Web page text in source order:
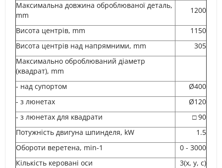
Максимальна довжина оброблюваної деталь,
mm
1200
Висота центрів, mm
1150
Висота центрів над напрямними, mm
305
Максимально оброблюваний діаметр
(квадрат), mm
- над супортом
Ø400
- з люнетах
Ø120
- з люнетах для квадрати
□ 90
Потужність двигуна шпинделя, kW
1.5
Обороти веретена, min-1
0 - 3000
Кількість керовані оси
3(x, y, c)